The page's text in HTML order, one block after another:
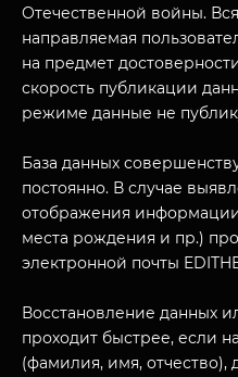
О
Отечественной войны.
направляемая
на предмет
скорость публикации
режиме данные не
База данных
постоянно. В случае
отображения информации
места рождения и пр.)
электронной почты
Восстановление данных
проходит быстрее, если
(фамилия, имя, отчество),